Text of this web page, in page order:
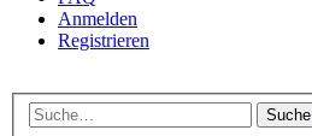
Anmelden
Registrieren
Suche